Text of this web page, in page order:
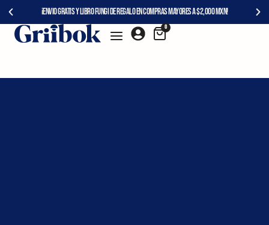
¡Envío gratis y Libro Fungi de regalo en compras mayores a $2,000 mxn!
0